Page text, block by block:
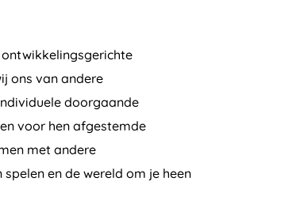
ons van andere
doorgaande
voor hen afgestemde
met andere
en de wereld om je heen